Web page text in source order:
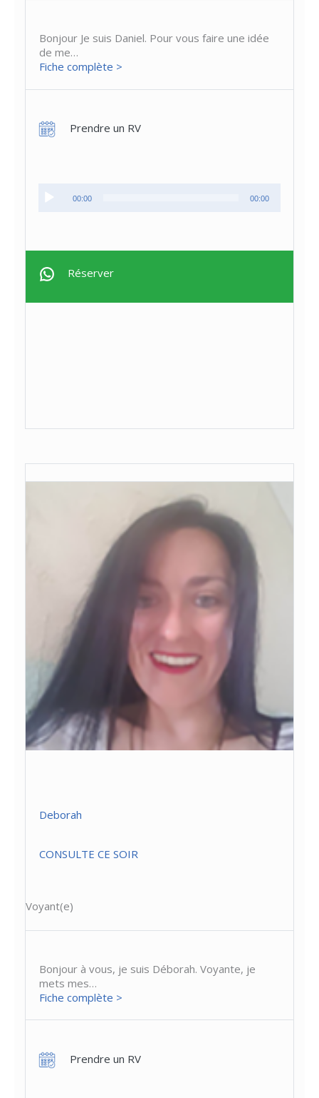
Bonjour Je suis Daniel. Pour vous faire une idée
de me…
Fiche complète >
Prendre un RV
00:00 00:00
Réserver
Deborah
CONSULTE CE SOIR
Voyant(e)
Bonjour à vous, je suis Déborah. Voyante, je
mets mes…
Fiche complète >
Prendre un RV